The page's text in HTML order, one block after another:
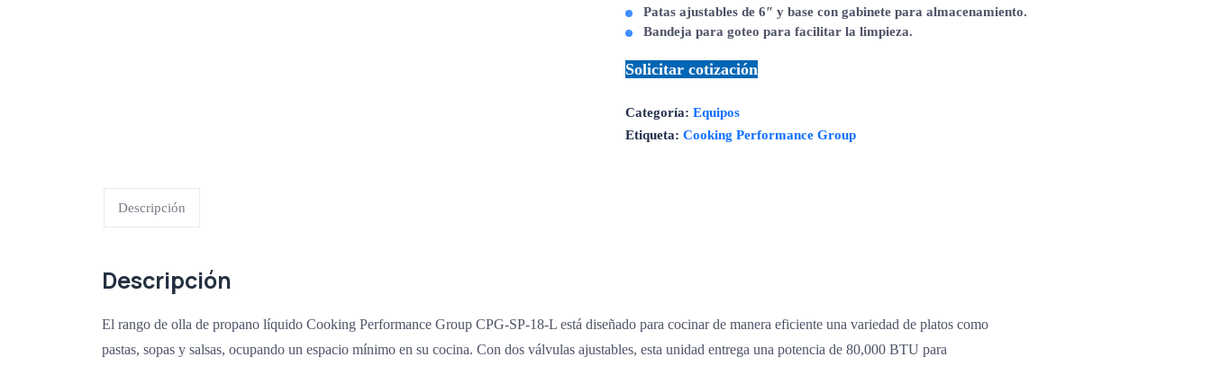
Patas ajustables de 6″ y base con gabinete para almacenamiento.
Bandeja para goteo para facilitar la limpieza.
Solicitar cotización
Categoría:Equipos
Etiqueta:Cooking Performance Group
Descripción
Descripción
El rango de olla de propano líquido Cooking Performance Group CPG-SP-18-L está diseñado para cocinar de manera eficiente una variedad de platos como
pastas, sopas y salsas, ocupando un espacio mínimo en su cocina. Con dos válvulas ajustables, esta unidad entrega una potencia de 80,000 BTU para